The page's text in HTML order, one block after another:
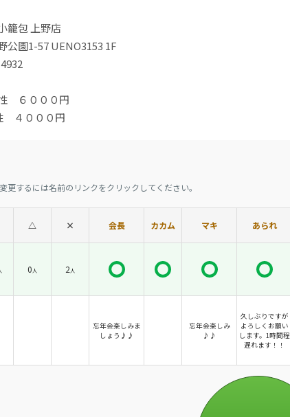
籠包 上野店
公園1-57 UENO3153 1F
６０００円
００円
更するには名前のリンクをクリックしてください。
△ × 会長 カカム マキ あられ
0人 2人
忘年会楽しみま
しょう♪♪
忘年会楽しみ
♪♪
久しぶりですが
よろしくお願い
します。1時間程
遅れます！！